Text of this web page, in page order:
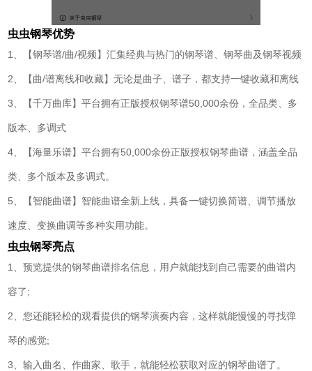
虫虫钢琴优势
1、【钢琴谱/曲/视频】汇集经典与热门的钢琴谱、钢琴曲及钢琴视频
2、【曲/谱离线和收藏】无论是曲子、谱子，都支持一键收藏和离线
3、【千万曲库】平台拥有正版授权钢琴谱50,000余份，全品类、多
版本、多调式
4、【海量乐谱】平台拥有50,000余份正版授权钢琴曲谱，涵盖全品
类、多个版本及多调式。
5、【智能曲谱】智能曲谱全新上线，具备一键切换简谱、调节播放
速度、变换曲调等多种实用功能。
虫虫钢琴亮点
1、预览提供的钢琴曲谱排名信息，用户就能找到自己需要的曲谱内
容了;
2、您还能轻松的观看提供的钢琴演奏内容，这样就能慢慢的寻找弹
琴的感觉;
3、输入曲名、作曲家、歌手，就能轻松获取对应的钢琴曲谱了。